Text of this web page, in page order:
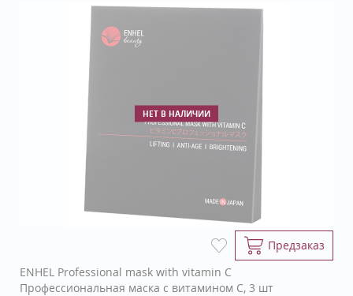
НЕТ В НАЛИЧИИ
Предзаказ
ENHEL Professional mask with vitamin C
Профессиональная маска с витамином С, 3 шт